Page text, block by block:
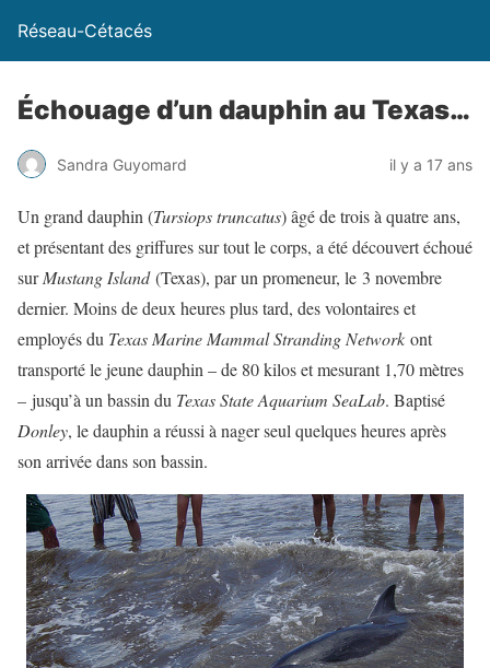
Réseau-Cétacés
Échouage d’un dauphin au Texas…
Sandra Guyomard il y a 17 ans
Un grand dauphin (Tursiops truncatus) âgé de trois à quatre ans,
et présentant des griffures sur tout le corps, a été découvert échoué
surMustang Island(Texas), par un promeneur, le 3 novembre
dernier. Moins de deux heures plus tard, des volontaires et
employés du Texas Marine Mammal Stranding Network ont
transporté le jeune dauphin – de 80 kilos et mesurant 1,70 mètres
– jusqu’à un bassin du Texas State Aquarium SeaLab. Baptisé
Donley, le dauphin a réussi à nager seul quelques heures après
son arrivée dans son bassin.